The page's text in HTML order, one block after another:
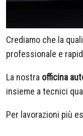
Crediamo che la
professionale e
La nostra officina
insieme a tecnici
Per lavorazioni più